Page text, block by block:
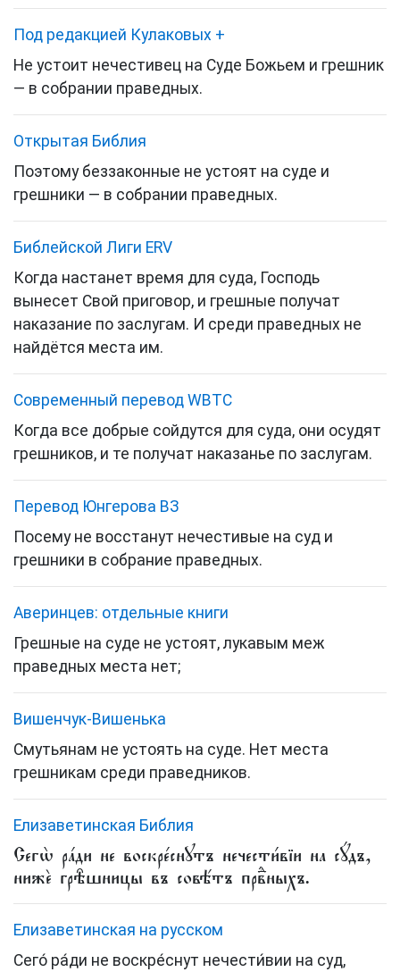
Под редакцией Кулаковых +
Не устоит нечестивец на Суде Божьем и грешник
— в собрании праведных.
Открытая Библия
Поэтому беззаконные не устоят на суде и
грешники — в собрании праведных.
Библейской Лиги ERV
Когда настанет время для суда, Господь
вынесет Свой приговор, и грешные получат
наказание по заслугам. И среди праведных не
найдётся места им.
Cовременный перевод WBTC
Когда все добрые сойдутся для суда, они осудят
грешников, и те получат наказанье по заслугам.
Перевод Юнгерова ВЗ
Посему не восстанут нечестивые на суд и
грешники в собрание праведных.
Аверинцев: отдельные книги
Грешные на суде не устоят, лукавым меж
праведных места нет;
Вишенчук-Вишенька
Смутьянам не устоять на суде. Нет места
грешникам среди праведников.
Елизаветинская Библия
Сегѡ̀ ра́ди не воскре́снꙋтъ нечести́вїи на сꙋ́дъ,
нижѐ грѣ̑шницы въ совѣ́тъ првⷣныхъ.
Елизаветинская на русском
Сего́ ра́ди не воскре́снут нечести́вии на суд,